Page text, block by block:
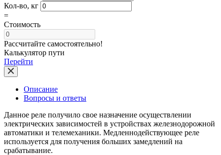
Кол-во, кг
=
Стоимость
Рассчитайте самостоятельно!
Калькулятор пути
Перейти
Описание
Вопросы и ответы
Данное реле получило свое назначение осуществлении
электрических зависимостей в устройствах железнодорожной
автоматики и телемеханики. Медленнодействующее реле
используется для получения больших замедлений на
срабатывание.